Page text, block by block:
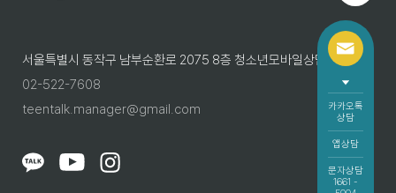
카카오톡
상담
앱상담
문자상담
1661 -
서울특별시 동작구 남부순환로 2075 8층 청소년모바일상담센터
02-522-7608
teentalk.manager@gmail.com